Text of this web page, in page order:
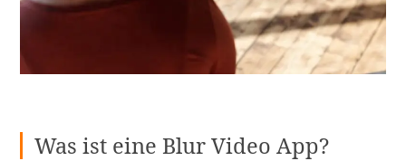
Was ist eine Blur Video App?